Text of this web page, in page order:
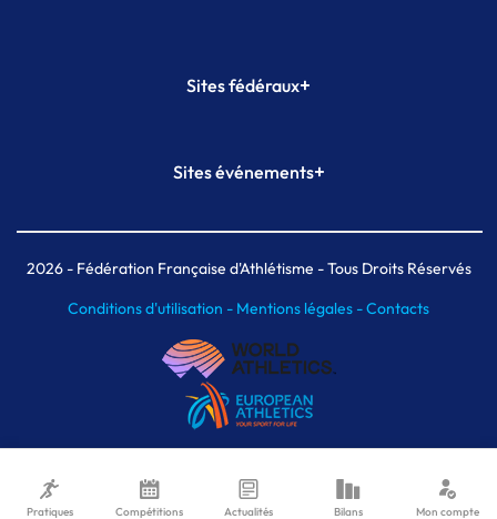
Sites fédéraux+
Plateforme Formation
Sites événements+
Meeting de Paris indoor
MAIF Ekiden de Paris
2026- Fédération Française d'Athlétisme - Tous Droits Réservés
Conditions d'utilisation - Mentions légales -Contacts
Pratiques Compétitions Actualités Bilans Mon compte